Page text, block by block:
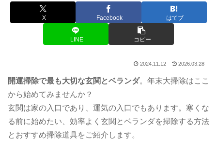
X Facebook はてブ
LINE コピー
2024.11.12 2026.03.28
開運掃除で最も大切な玄関とベランダ。年末大掃除はここ
から始めてみませんか？
玄関は家の入口であり、運気の入口でもあります。寒くな
る前に始めたい、効率よく玄関とベランダを掃除する方法
とおすすめ掃除道具をご紹介します。